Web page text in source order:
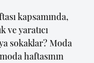
kapsamında,
ve yaratıcı
sokaklar? Moda
haftasının